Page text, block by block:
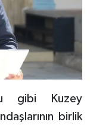
gibi Kuzey
birlik